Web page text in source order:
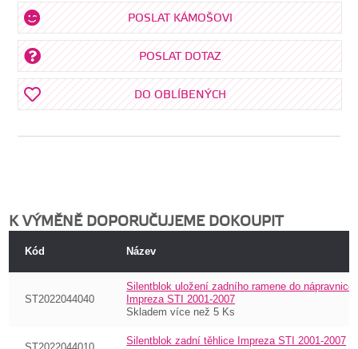
POSLAT KÁMOŠOVI
POSLAT DOTAZ
DO OBLÍBENÝCH
K VÝMĚNĚ DOPORUČUJEME DOKOUPIT
Kód Název
ST2022044040
Silentblok uložení zadního ramene do nápravnice
Impreza STI 2001-2007
Skladem více než 5 Ks
Silentblok zadní těhlice Impreza STI 2001-2007